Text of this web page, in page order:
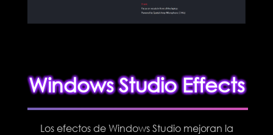
Windows Studio Effects
Los efectos de Windows Studio mejoran la